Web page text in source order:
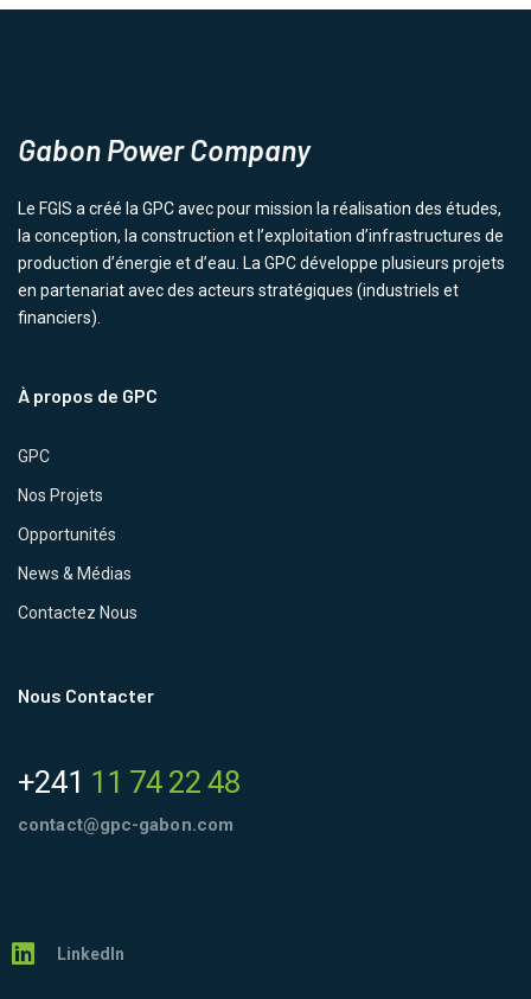
Gabon Power Company
Le FGIS a créé la GPC avec pour mission la réalisation des études,
la conception, la construction et l’exploitation d’infrastructures de
production d’énergie et d’eau. La GPC développe plusieurs projets
en partenariat avec des acteurs stratégiques (industriels et
financiers).
À propos de GPC
GPC
Nos Projets
Opportunités
News & Médias
Contactez Nous
Nous Contacter
+241 11 74 22 48
contact@gpc-gabon.com
LinkedIn